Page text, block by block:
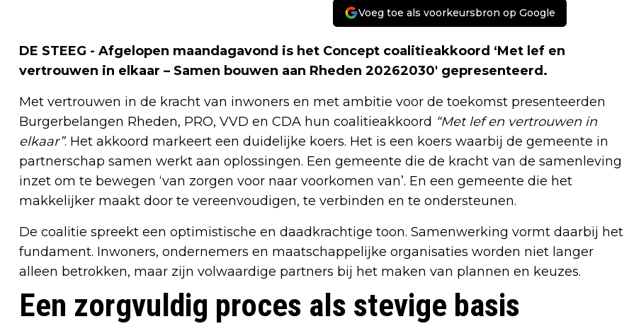
Voeg toe als voorkeursbron op Google
DE STEEG - Afgelopen maandagavond is het Concept coalitieakkoord ‘Met lef en
vertrouwen in elkaar – Samen bouwen aan Rheden 20262030' gepresenteerd.
Met vertrouwen in de kracht van inwoners en met ambitie voor de toekomst presenteerden
Burgerbelangen Rheden, PRO, VVD en CDA hun coalitieakkoord “Met lef en vertrouwen in
elkaar”. Het akkoord markeert een duidelijke koers. Het is een koers waarbij de gemeente in
partnerschap samen werkt aan oplossingen. Een gemeente die de kracht van de samenleving
inzet om te bewegen ‘van zorgen voor naar voorkomen van’. En een gemeente die het
makkelijker maakt door te vereenvoudigen, te verbinden en te ondersteunen.
De coalitie spreekt een optimistische en daadkrachtige toon. Samenwerking vormt daarbij het
fundament. Inwoners, ondernemers en maatschappelijke organisaties worden niet langer
alleen betrokken, maar zijn volwaardige partners bij het maken van plannen en keuzes.
Een zorgvuldig proces als stevige basis